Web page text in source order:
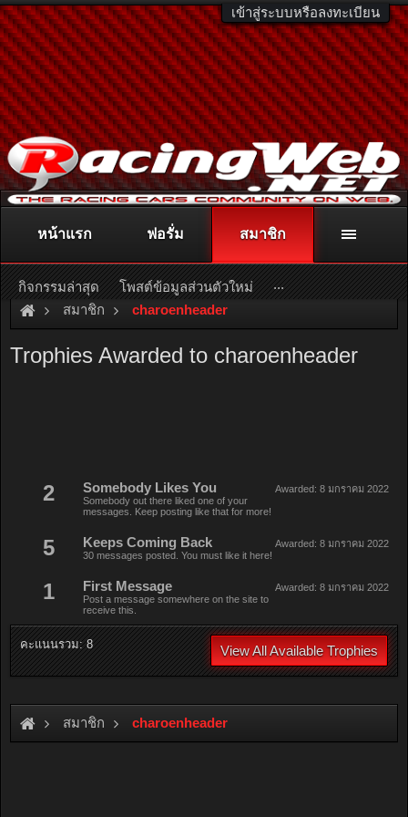
เข้าสู่ระบบหรือลงทะเบียน
ติดต่อลงโฆษณา racingweb@gmail.comหรือโทร. 081-811-1138
หรืออ่านรายละเอียดเพิ่มเติม คลิกที่นี่
สมาชิก charoenheader
Trophies Awarded to charoenheader
2 Awarded: 8 มกราคม 2022
Somebody Likes You
Somebody out there liked one of your
messages. Keep posting like that for more!
5 Awarded: 8 มกราคม 2022
Keeps Coming Back
30 messages posted. You must like it here!
1 Awarded: 8 มกราคม 2022
First Message
Post a message somewhere on the site to
receive this.
คะแนนรวม: 8 View All Available Trophies
สมาชิก charoenheader
หน้าแรก ฟอรั่ม สมาชิก
กิจกรรมล่าสุด โพสต์ข้อมูลส่วนตัวใหม่ ...